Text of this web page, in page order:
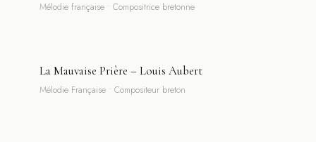
Mélodie française • Compositrice bretonne
La Mauvaise Prière – Louis Aubert
Mélodie Française • Compositeur breton